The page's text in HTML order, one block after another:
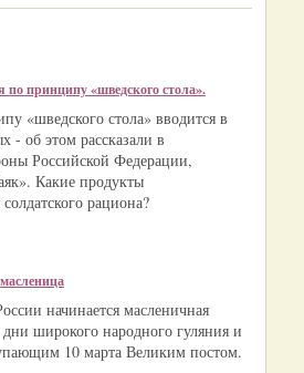
по принципу «шведского стола».
«шведского стола» вводится в
- об этом рассказали в
Российской Федерации,
Какие продукты
рациона?
начинается масленичная
широкого народного гуляния и
10 марта Великим постом.